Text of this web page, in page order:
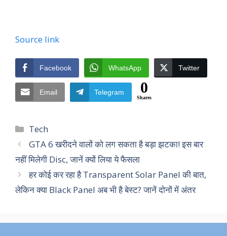
Source link
Facebook WhatsApp Twitter
Email Telegram 0
Shares
Categories
Tech
GTA 6 खरीदने वालों को लग सकता है बड़ा झटका! इस बार
नहीं मिलेगी Disc, जानें क्यों लिया ये फैसला
हर कोई कर रहा है Transparent Solar Panel की बात,
लेकिन क्या Black Panel अब भी है बेस्ट? जानें दोनों में अंतर